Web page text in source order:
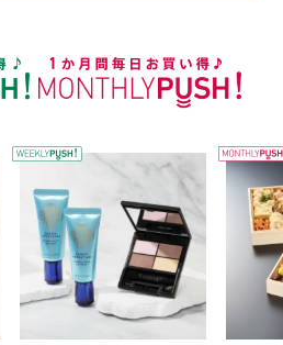
WEEKLY PUSH